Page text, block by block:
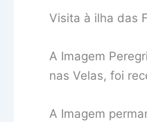
Visita à ilha das
A Imagem
nas Velas, foi
A Imagem